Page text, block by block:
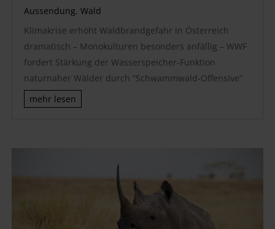
Aussendung, Wald
Klimakrise erhöht Waldbrandgefahr in Österreich
dramatisch – Monokulturen besonders anfällig – WWF
fordert Stärkung der Wasserspeicher-Funktion
naturnaher Wälder durch “Schwammwald-Offensive”
mehr lesen